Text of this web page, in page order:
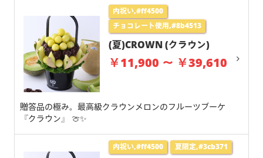
内祝い,#ff4500
チョコレート使用,#8b4513
(夏)CROWN (クラウン)
￥11,900 ～ ￥39,610
贈答品の極み。最高級クラウンメロンのフルーツブーケ
『クラウン』 🍈✨
内祝い,#ff4500 夏限定,#3cb371